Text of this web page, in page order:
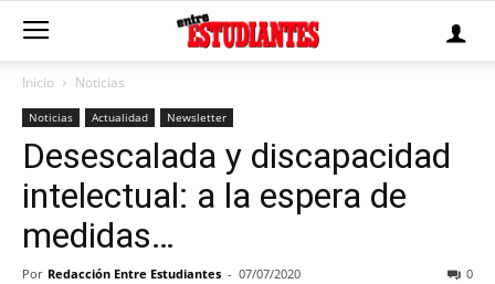
Inicio Noticias
Noticias Actualidad Newsletter
Desescalada y discapacidad
intelectual: a la espera de
medidas…
Por Redacción Entre Estudiantes - 07/07/2020 0